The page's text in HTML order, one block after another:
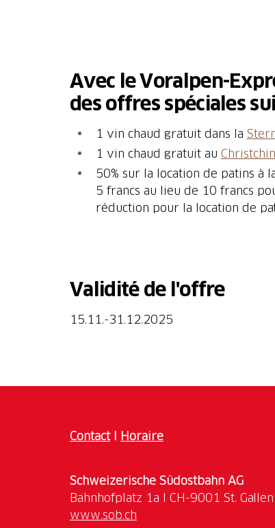
Avec le Voralpen-
1 vin chaud gratuit dans la
1 vin chaud gratuit au
50% sur la location de patins à
5 francs au lieu de 10 francs
Validité de l'offre
ContactI Horaire
Schweizerische Südostbahn AG
www.sob.ch